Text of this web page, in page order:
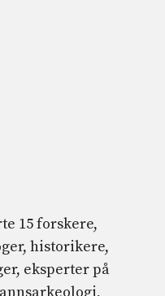
15 forskere,
historikere,
eksperter på